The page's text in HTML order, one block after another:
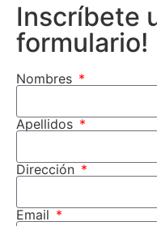
Inscríbete
formulario!
Nombres
Apellidos
Dirección
Email